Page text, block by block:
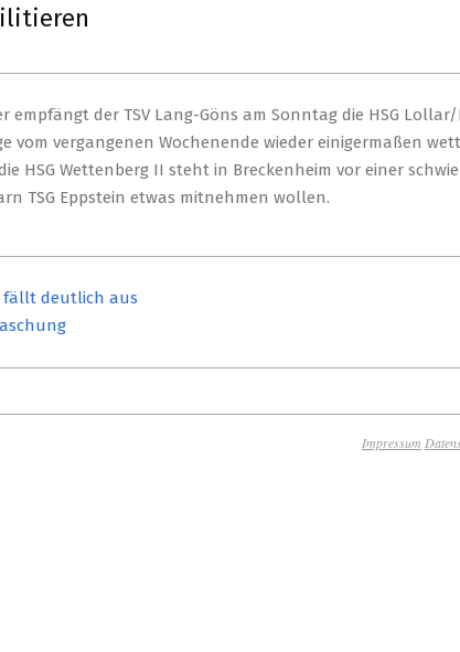
der TSV Lang-Göns am Sonntag die HSG
vom vergangenen Wochenende wieder einigermaßen
HSG Wettenberg II steht in Breckenheim vor einer
TSG Eppstein etwas mitnehmen wollen.
fällt deutlich aus
Impressum